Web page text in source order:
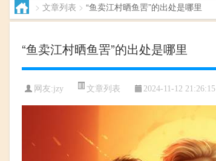
> 文章列表 > “鱼卖江村晒鱼罟”的出处是哪里
“鱼卖江村晒鱼罟”的出处是哪里
网友:jzy 文章列表 2024-11-12 21:26:15